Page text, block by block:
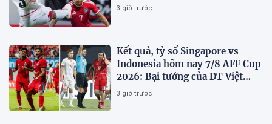
Bán kết
3 giờ trước
Kết quả, tỷ số Singapore vs
Indonesia hôm nay 7/8 AFF Cup
2026: Bại tướng của ĐT Việt
nam dừng bước sớm
3 giờ trước